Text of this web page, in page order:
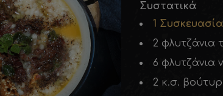
Συστατικά
1
2 φλυτζάνια
6 φλυτζάνια
2 κ.σ.